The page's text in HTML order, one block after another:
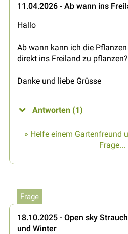
11.04.2026 - Ab wann ins
Hallo
Ab wann kann ich die
direkt ins Freiland zu pflanzen?
Danke und liebe Grüsse
Antworten (1)
» Helfe einem Gartenfreund
Frage...
Frage
18.10.2025 - Open sky
und Winter